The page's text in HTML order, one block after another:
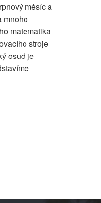
měsíc a
mnoho
matematika
stroje
osud je